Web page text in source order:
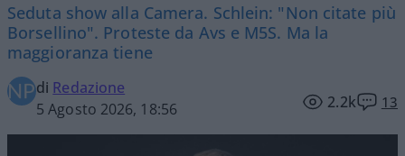
Seduta show alla Camera. Schlein: "Non citate più
Borsellino". Proteste da Avs e M5S. Ma la
maggioranza tiene
di Redazione
5 Agosto 2026, 18:56
2.2k 13